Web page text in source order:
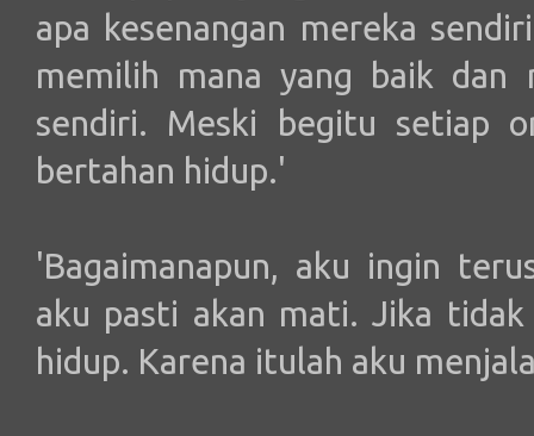
apa kesenangan mereka
memilih mana yang baik
sendiri. Meski begitu setiap
bertahan hidup.'
'Bagaimanapun, aku ingin
aku pasti akan mati. Jika
hidup. Karena itulah aku